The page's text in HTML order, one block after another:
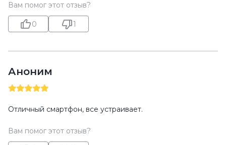
Вам помог этот отзыв?
0 1
Аноним
Отличный смартфон, все устраивает.
Вам помог этот отзыв?